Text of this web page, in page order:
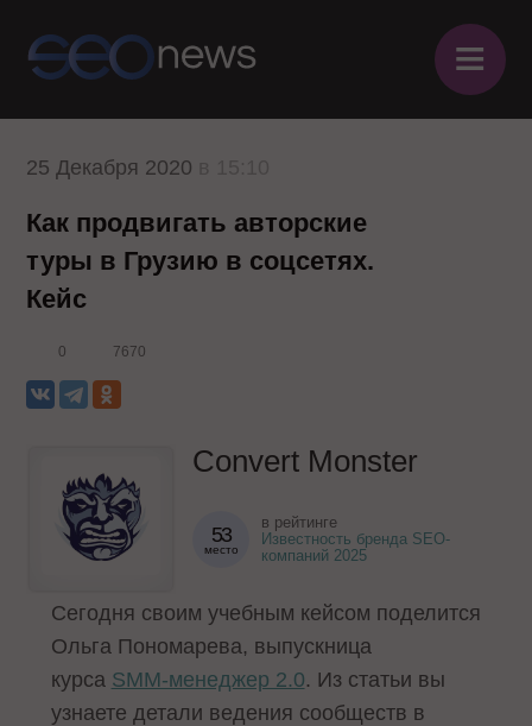
≡
25 Декабря 2020
Как продвигать авторские
туры в Грузию в соцсетях.
Кейс
0 7670
Convert Monster
53
место
в рейтинге
Известность бренда SEO-
компаний 2025
Сегодня своим учебным кейсом поделится
Ольга Пономарева, выпускница
курса SMM-менеджер 2.0. Из статьи вы
узнаете детали ведения сообществ в